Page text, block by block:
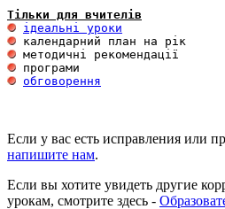
Тільки для вчителів
ідеальні уроки
обговорення
Если у вас есть исправления или
напишите нам.
Если вы хотите увидеть другие
урокам, смотрите здесь -